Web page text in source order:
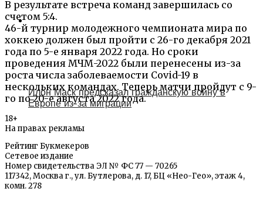
В результате встреча команд завершилась со
счетом 5:4.
46-й турнир молодежного чемпионата мира по
хоккею должен был пройти с 26-го декабря 2021
года по 5-е января 2022 года. Но сроки
проведения МЧМ-2022 были перенесены из-за
роста числа заболеваемости Covid-19 в
нескольких командах. Теперь матчи пройдут с 9-
го по 20-е августа 2022 года.
18+
На правах рекламы
Рейтинг Букмекеров
Сетевое издание
Номер свидетельства ЭЛ № ФС 77 — 70265
117342, Москва г., ул. Бутлерова, д. 17, БЦ «Нео-Гео», этаж 4,
комн. 278
Илон Маск предсказал гражданскую войну в
Европе из-за миграции